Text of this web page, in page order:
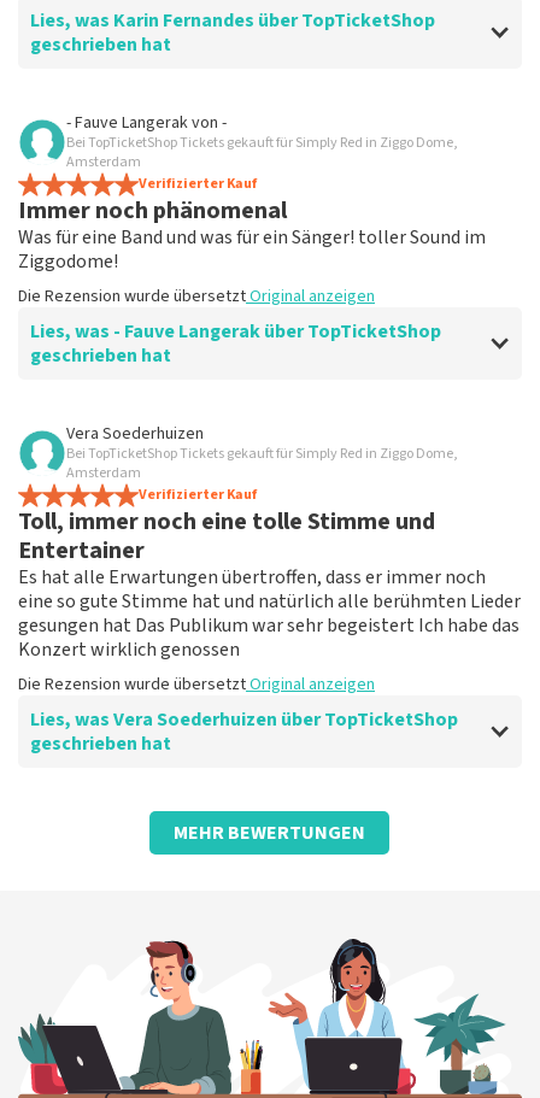
Lies, was Karin Fernandes über TopTicketShop
geschrieben hat
Bewertung von Karin Fernandes über
Absolut erstklassig
Die Rezension wurde übersetzt
- Fauve Langerakvon -
Bei TopTicketShop Tickets gekauft für Simply Red in Ziggo Dome,
Amsterdam
Verifizierter Kauf
Immer noch phänomenal
Was für eine Band und was für ein Sänger! toller Sound im
Ziggodome!
Die Rezension wurde übersetztOriginal anzeigen
Lies, was - Fauve Langerak über TopTicketShop
geschrieben hat
Bewertung von - Fauve Langerak über
Fein
Beim Bestellen und Bezahlen ist alles gut gelaufen,
aber die offiziellen Tickets bekommt ihr erst ziemlich
spät.
Die Rezension wurde übersetztOriginal anzeigen
Vera Soederhuizen
Bei TopTicketShop Tickets gekauft für Simply Red in Ziggo Dome,
Amsterdam
Verifizierter Kauf
Toll, immer noch eine tolle Stimme und
Entertainer
Es hat alle Erwartungen übertroffen, dass er immer noch
eine so gute Stimme hat und natürlich alle berühmten Lieder
gesungen hat Das Publikum war sehr begeistert Ich habe das
Konzert wirklich genossen
Die Rezension wurde übersetztOriginal anzeigen
Lies, was Vera Soederhuizen über TopTicketShop
geschrieben hat
Bewertung von Vera Soederhuizen überTopTicketShop
MEHR BEWERTUNGEN